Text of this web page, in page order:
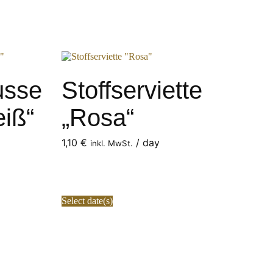
Stoffserviette
„Rosa“
1,10 € inkl. MwSt. / day
Select date(s)